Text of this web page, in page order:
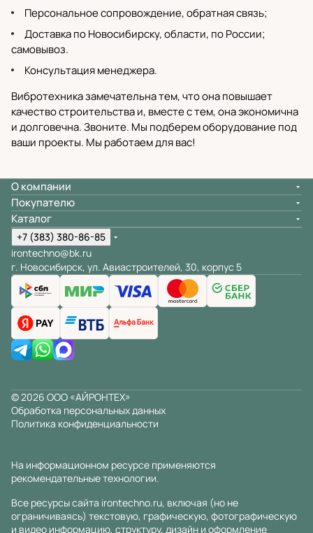
Персональное сопровождение, обратная связь;
Доставка по Новосибирску, области, по России;
самовывоз.
Консультация менеджера.
Вибротехника замечательна тем, что она повышает
качество строительства и, вместе с тем, она экономична
и долговечна. Звоните. Мы подберем оборудование под
ваши проекты. Мы работаем для вас!
О компании
Покупателю
Каталог
+7 (383) 380-86-85
irontechno@bk.ru
г. Новосибирск, ул. Авиастроителей, 30, корпус 5
© 2026 ООО «АЙРОНТЕХ»
Обработка персональных данных
Политика конфиденциальности
На информационном ресурсе применяются
рекомендательные технологии.
Все ресурсы сайта irontechno.ru, включая (но не
ограничиваясь) текстовую, графическую, фотографическую
и видео информацию, структуру, дизайн и оформление